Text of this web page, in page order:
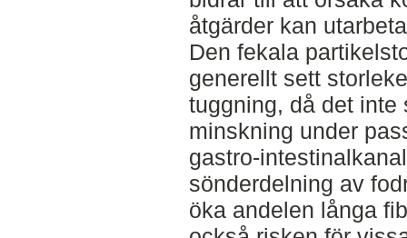
åtgärder kan
Den fekala
generellt sett
tuggning, då det inte
minskning under
gastro-
sönderdelning av
öka andelen långa